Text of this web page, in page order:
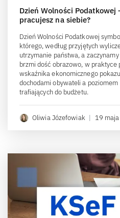
Dzień Wolności
pracujesz na siebie?
Dzień Wolności Podatkowej
którego, według przyjętych
utrzymanie państwa, a
brzmi dość obrazowo, w praktyce
wskaźnika ekonomicznego
dochodami obywateli a
trafiających do budżetu.
Oliwia Józefowiak | 19